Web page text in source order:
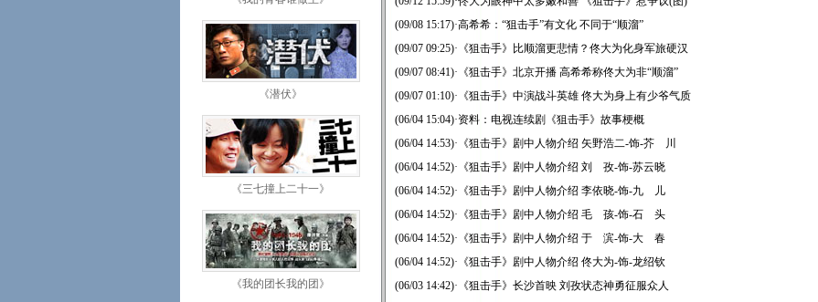
《潜伏》
《三七撞上二十一》
《我的团长我的团》
(09/08 15:17)·高希希：“狙击手”有文化 不同于“顺溜”
(09/07 09:25)· 《狙击手》比顺溜更悲情？佟大为化身军旅硬汉
(09/07 08:41)· 《狙击手》北京开播 高希希称佟大为非“顺溜”
(09/07 01:10)· 《狙击手》中演战斗英雄 佟大为身上有少爷气质
(06/04 15:04)·资料：电视连续剧《狙击手》故事梗概
(06/04 14:53)· 《狙击手》剧中人物介绍 矢野浩二-饰-芥 川
(06/04 14:52)· 《狙击手》剧中人物介绍 刘 孜-饰-苏云晓
(06/04 14:52)· 《狙击手》剧中人物介绍 李依晓-饰-九 儿
(06/04 14:52)· 《狙击手》剧中人物介绍 毛 孩-饰-石 头
(06/04 14:52)· 《狙击手》剧中人物介绍 于 滨-饰-大 春
(06/04 14:52)· 《狙击手》剧中人物介绍 佟大为-饰-龙绍钦
(06/03 14:42)· 《狙击手》长沙首映 刘孜状态神勇征服众人